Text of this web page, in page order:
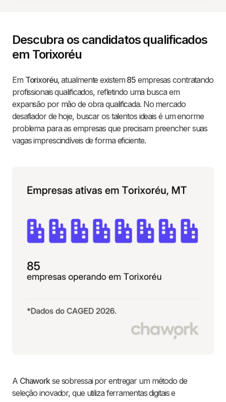
Descubra os candidatos qualificados
em Torixoréu
Em Torixoréu, atualmente existem 85 empresas contratando
profissionais qualificados, refletindo uma busca em
expansão por mão de obra qualificada. No mercado
desafiador de hoje, buscar os talentos ideais é um enorme
problema para as empresas que precisam preencher suas
vagas imprescindíveis de forma eficiente.
A Chaworkse sobressai por entregar um método de
seleção inovador, que utiliza ferramentas digitais e